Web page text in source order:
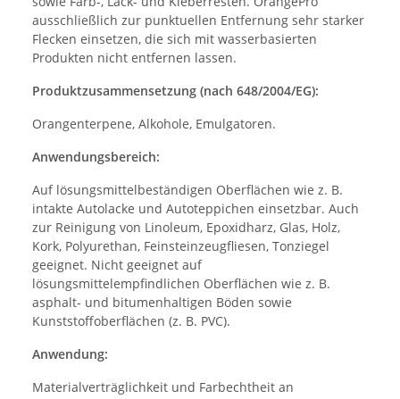
ausschließlich zur punktuellen Entfernung sehr starker
Flecken einsetzen, die sich mit wasserbasierten
Produkten nicht entfernen lassen.
Produktzusammensetzung (nach 648/2004/EG):
Orangenterpene, Alkohole, Emulgatoren.
Anwendungsbereich:
Auf lösungsmittelbeständigen Oberflächen wie z. B.
intakte Autolacke und Autoteppichen einsetzbar. Auch
zur Reinigung von Linoleum, Epoxidharz, Glas, Holz,
Kork, Polyurethan, Feinsteinzeugfliesen, Tonziegel
geeignet. Nicht geeignet auf
lösungsmittelempfindlichen Oberflächen wie z. B.
asphalt- und bitumenhaltigen Böden sowie
Kunststoffoberflächen (z. B. PVC).
Anwendung:
Materialverträglichkeit und Farbechtheit an